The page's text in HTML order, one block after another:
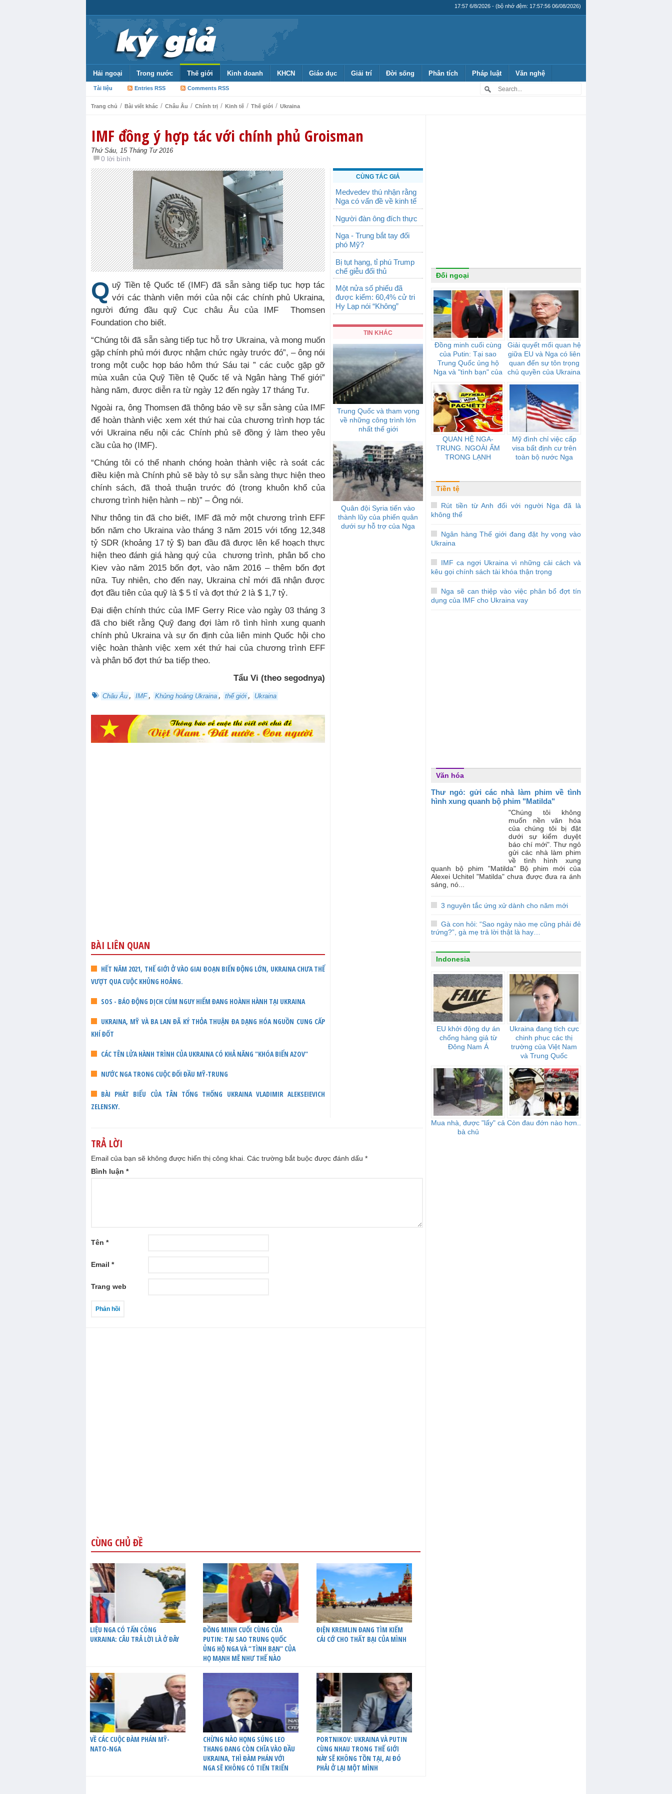
17:57 6/8/2026 - (bộ nhớ đệm: 17:57:56 06/08/2026)
Hải ngoại Trong nước Thế giới Kinh doanh KHCN Giáo dục Giải trí Đời sống Phân tích Pháp luật Văn nghệ
Tài liệu Entries RSS Comments RSS
Trang chủ / Bài viết khác / Châu Âu / Chính trị / Kinh tế / Thế giới / Ukraina
IMF đồng ý hợp tác với chính phủ Groisman
Thứ Sáu, 15 Tháng Tư 2016
0 lời bình
Q uỹ Tiền tệ Quốc tế (IMF) đã sẵn sàng tiếp tục hợp tác
với các thành viên mới của nội các chính phủ Ukraina,
người đứng đầu quỹ Cục châu Âu của IMF Thomsen
Foundation cho biết.
“Chúng tôi đã sẵn sàng tiếp tục hỗ trợ Ukraina, và mong muốn
gặp chính phủ mới được nhậm chức ngày trước đó”, – ông nói
trong một cuộc họp báo hôm thứ Sáu tại ” các cuộc gặp gỡ
mùa xuân của Quỹ Tiền tệ Quốc tế và Ngân hàng Thế giới”
hàng năm, được diễn ra từ ngày 12 đến ngày 17 tháng Tư.
Ngoài ra, ông Thomsen đã thông báo về sự sẵn sàng của IMF
để hoàn thành việc xem xét thứ hai của chương trình hợp tác
với Ukraina nếu nội các Chính phủ sẽ đồng ý làm theo yêu
cầu của họ (IMF).
“Chúng tôi có thể nhanh chóng hoàn thành việc rà soát các
điều kiện mà Chính phủ sẽ bày tỏ sự sẵn sàng thực hiện theo
chính sách, đã thoả thuận trước đó (trong khuôn khổ của
chương trình hiện hành – nb)” – Ông nói.
Như thông tin đã cho biết, IMF đã mở một chương trình EFF
bốn năm cho Ukraina vào tháng 3 năm 2015 với tổng 12,348
tỷ SDR (khoảng 17 tỷ $) ban đầu đã được lên kế hoạch thực
hiện theo đánh giá hàng quý của chương trình, phân bổ cho
Kiev vào năm 2015 bốn đợt, vào năm 2016 – thêm bốn đợt
nữa. Tuy nhiên, cho đến nay, Ukraina chỉ mới đã nhận được
đợt đầu tiên của quỹ là $ 5 tỉ và đợt thứ 2 là $ 1,7 tỷ.
Đại diện chính thức của IMF Gerry Rice vào ngày 03 tháng 3
đã cho biết rằng Quỹ đang đợi làm rõ tình hình xung quanh
chính phủ Ukraina và sự ổn định của liên minh Quốc hội cho
việc hoàn thành việc xem xét thứ hai của chương trình EFF
và phân bổ đợt thứ ba tiếp theo.
Tẩu Vi (theo segodnya)
Châu Âu , IMF , Khủng hoảng Ukraina , thế giới , Ukraina
BÀI LIÊN QUAN
HẾT NĂM 2021, THẾ GIỚI Ở VÀO GIAI ĐOẠN BIẾN ĐỘNG LỚN, UKRAINA CHƯA THỂ
VƯỢT QUA CUỘC KHỦNG HOẢNG.
SOS - BÁO ĐỘNG DỊCH CÚM NGUY HIỂM ĐANG HOÀNH HÀNH TẠI UKRAINA
UKRAINA, MỸ VÀ BA LAN ĐÃ KÝ THỎA THUẬN ĐA DẠNG HÓA NGUỒN CUNG CẤP
KHÍ ĐỐT
CÁC TÊN LỬA HÀNH TRÌNH CỦA UKRAINA CÓ KHẢ NĂNG "KHÓA BIỂN AZOV"
NƯỚC NGA TRONG CUỘC ĐỐI ĐẦU MỸ-TRUNG
BÀI PHÁT BIỂU CỦA TÂN TỔNG THỐNG UKRAINA VLADIMIR ALEKSEIEVICH
ZELENSKY.
CÙNG TÁC GIẢ
Medvedev thú nhận rằng
Nga có vấn đề về kinh tế
Người đàn ông đích thực
Nga - Trung bắt tay đối
phó Mỹ?
Bị tụt hạng, tỉ phú Trump
chế giễu đối thủ
Một nửa số phiếu đã
được kiểm: 60,4% cử tri
Hy Lạp nói “Không”
TIN KHÁC
Trung Quốc và tham vọng
về những công trình lớn
nhất thế giới
Quân đội Syria tiến vào
thành lũy của phiến quân
dưới sự hỗ trợ của Nga
TRẢ LỜI
Email của bạn sẽ không được hiển thị công khai. Các trường bắt buộc được đánh dấu *
Bình luận *
Tên *
Email *
Trang web
CÙNG CHỦ ĐỀ
LIỆU NGA CÓ TẤN CÔNG
UKRAINA: CÂU TRẢ LỜI LÀ Ở ĐÂY
ĐỒNG MINH CUỐI CÙNG CỦA
PUTIN: TẠI SAO TRUNG QUỐC
ỦNG HỘ NGA VÀ “TÌNH BẠN” CỦA
HỌ MẠNH MẼ NHƯ THẾ NÀO
ĐIỆN KREMLIN ĐANG TÌM KIẾM
CÁI CỚ CHO THẤT BẠI CỦA MÌNH
VỀ CÁC CUỘC ĐÀM PHÁN MỸ-
NATO-NGA
CHỪNG NÀO HỌNG SÚNG LEO
THANG ĐANG CÒN CHĨA VÀO ĐẦU
UKRAINA, THÌ ĐÀM PHÁN VỚI
NGA SẼ KHÔNG CÓ TIẾN TRIỂN
PORTNIKOV: UKRAINA VÀ PUTIN
CÙNG NHAU TRONG THẾ GIỚI
NÀY SẼ KHÔNG TỒN TẠI, AI ĐÓ
PHẢI Ở LẠI MỘT MÌNH
Đối ngoại
Đồng minh cuối cùng
của Putin: Tại sao
Trung Quốc ủng hộ
Nga và "tình bạn" của
nào
Giải quyết mối quan hệ
giữa EU và Nga có liên
quan đến sự tôn trọng
chủ quyền của Ukraina
QUAN HỆ NGA-
TRUNG. NGOÀI ẤM
TRONG LẠNH
Mỹ đình chỉ việc cấp
visa bất định cư trên
toàn bộ nước Nga
Tiền tệ
Rút tiền từ Anh đối với người Nga đã là
không thể
Ngân hàng Thế giới đang đặt hy vọng vào
Ukraina
IMF ca ngợi Ukraina vì những cải cách và
kêu gọi chính sách tài khóa thận trọng
Nga sẽ can thiệp vào việc phân bổ đợt tín
dụng của IMF cho Ukraina vay
Văn hóa
Thư ngỏ: gửi các nhà làm phim về tình
hình xung quanh bộ phim "Matilda"
"Chúng tôi không
muốn nền văn hóa
của chúng tôi bị đặt
dưới sự kiểm duyệt
báo chí mới". Thư ngỏ
gửi các nhà làm phim
về tình hình xung
quanh bộ phim "Matilda" Bộ phim mới của
Alexei Uchitel "Matilda" chưa được đưa ra ánh
sáng, nó...
3 nguyên tắc ứng xử dành cho năm mới
Gà con hỏi: “Sao ngày nào mẹ cũng phải đẻ
trứng?”, gà mẹ trả lời thật là hay…
Indonesia
EU khởi động dự án
chống hàng giả từ
Đông Nam Á
Ukraina đang tích cực
chinh phục các thị
trường của Việt Nam
và Trung Quốc
Mua nhà, được "lấy" cả
bà chủ
Còn đau đớn nào hơn..